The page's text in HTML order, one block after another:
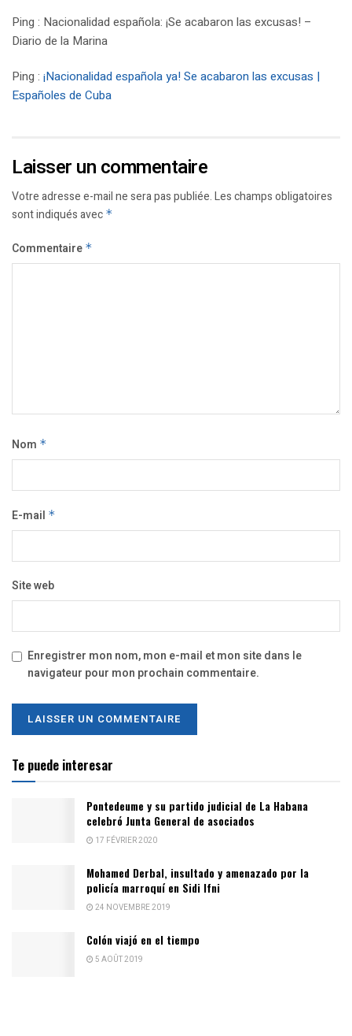
Ping : Nacionalidad española: ¡Se acabaron las excusas! –
Diario de la Marina
Ping : ¡Nacionalidad española ya! Se acabaron las excusas |
Españoles de Cuba
Laisser un commentaire
Votre adresse e-mail ne sera pas publiée.Les champs obligatoires
sont indiqués avec *
Commentaire *
Nom *
E-mail *
Site web
Enregistrer mon nom, mon e-mail et mon site dans le
navigateur pour mon prochain commentaire.
Te puede interesar
Pontedeume y su partido judicial de La Habana
celebró Junta General de asociados
17 FÉVRIER 2020
Mohamed Derbal, insultado y amenazado por la
policía marroquí en Sidi Ifni
24 NOVEMBRE 2019
Colón viajó en el tiempo
5 AOÛT 2019